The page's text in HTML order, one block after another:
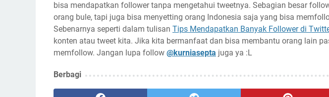
bisa mendapatkan follower tanpa mengetahui tweetnya. Sebagian besar
orang bule, tapi juga bisa menyetting orang Indonesia saja yang bisa
Sebenarnya seperti dalam tulisan Tips Mendapatkan Banyak Follower di
konten atau tweet kita. Jika kita bermanfaat dan bisa membantu orang lain
memfollow. Jangan lupa follow @kurniasepta juga ya :L
Berbagi